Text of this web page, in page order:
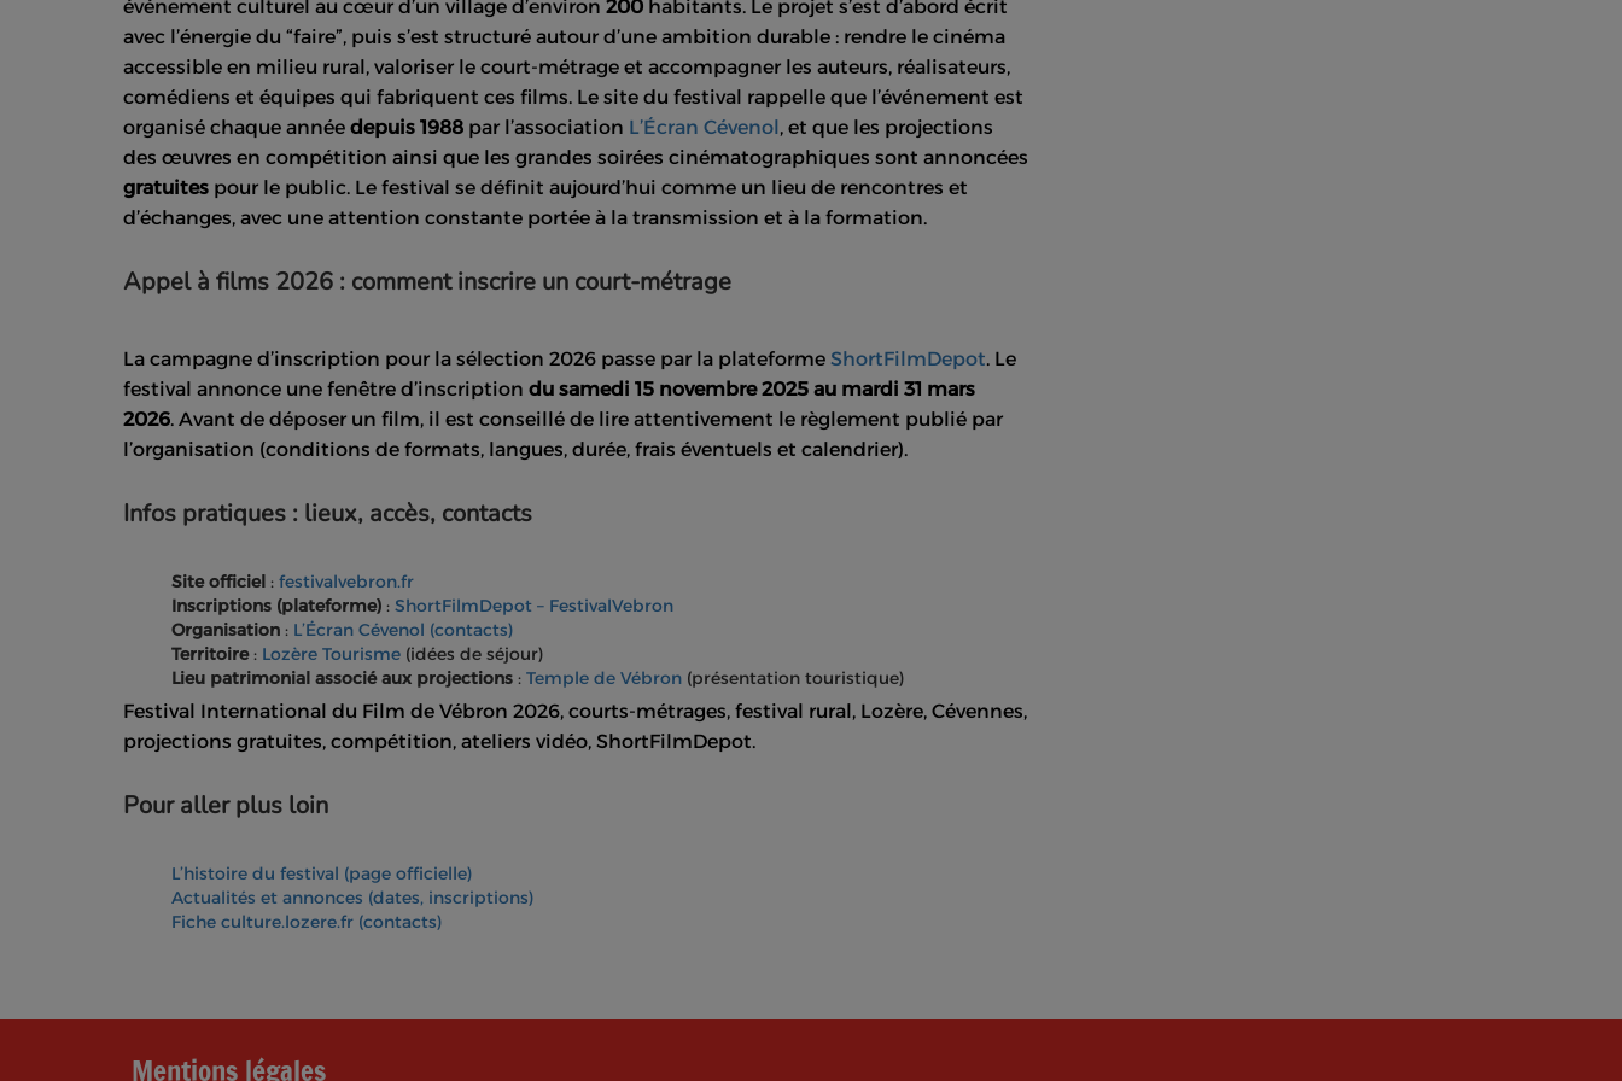
événement culturel au cœur d’un village d’environ 200 habitants. Le projet s’est d’abord écrit
avec l’énergie du “faire”, puis s’est structuré autour d’une ambition durable : rendre le cinéma
accessible en milieu rural, valoriser le court-métrage et accompagner les auteurs, réalisateurs,
comédiens et équipes qui fabriquent ces films. Le site du festival rappelle que l’événement est
organisé chaque année depuis 1988 par l’association L’Écran Cévenol, et que les projections
des œuvres en compétition ainsi que les grandes soirées cinématographiques sont annoncées
gratuites pour le public. Le festival se définit aujourd’hui comme un lieu de rencontres et
d’échanges, avec une attention constante portée à la transmission et à la formation.
Appel à films 2026 : comment inscrire un court-métrage
La campagne d’inscription pour la sélection 2026 passe par la plateforme ShortFilmDepot. Le
festival annonce une fenêtre d’inscription du samedi 15 novembre 2025 au mardi 31 mars
2026. Avant de déposer un film, il est conseillé de lire attentivement le règlement publié par
l’organisation (conditions de formats, langues, durée, frais éventuels et calendrier).
Infos pratiques : lieux, accès, contacts
Site officiel : festivalvebron.fr
Inscriptions (plateforme) : ShortFilmDepot – FestivalVebron
Organisation : L’Écran Cévenol (contacts)
Territoire: Lozère Tourisme (idées de séjour)
Lieu patrimonial associé aux projections : Temple de Vébron (présentation touristique)
Festival International du Film de Vébron 2026, courts-métrages, festival rural, Lozère, Cévennes,
projections gratuites, compétition, ateliers vidéo, ShortFilmDepot.
Pour aller plus loin
L’histoire du festival (page officielle)
Actualités et annonces (dates, inscriptions)
Fiche culture.lozere.fr (contacts)
Mentions légales